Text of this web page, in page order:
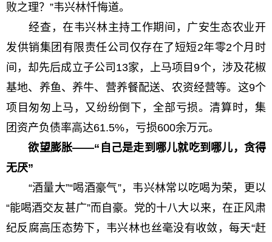
败之理？”韦兴林忏悔道。
经查，在韦兴林主持工作期间，广安生态农业开
发供销集团有限责任公司仅存在了短短2年零2个月时
间，却先后成立子公司13家，上马项目9个，涉及花椒
基地、养鱼、养牛、营养餐配送、农资经营等。这9个
项目匆匆上马，又纷纷倒下，全部亏损。清算时，集
团资产负债率高达61.5%，亏损600余万元。
欲望膨胀——“自己是走到哪儿就吃到哪儿，贪得
无厌”
“酒量大”“喝酒豪气”，韦兴林常以吃喝为荣，更以
“能喝酒交友甚广”而自豪。党的十八大以来，在正风肃
纪反腐高压态势下，韦兴林也丝毫没有收敛，每天“赶